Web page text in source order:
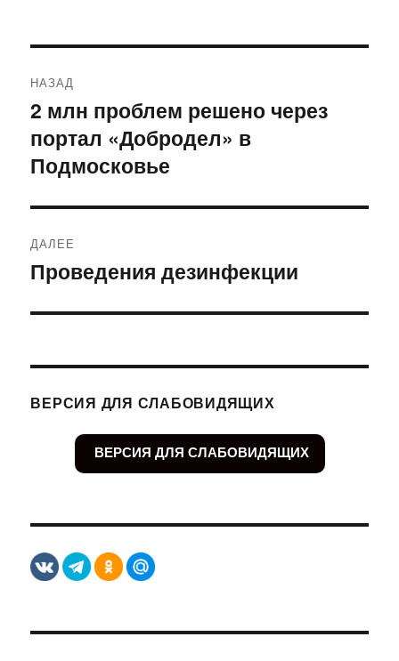
по
записям
НАЗАД
Предыдущая
запись:
2 млн проблем решено через
портал «Добродел» в
Подмосковье
ДАЛЕЕ
Следующая
Проведения дезинфекции
ВЕРСИЯ ДЛЯ СЛАБОВИДЯЩИХ
ВЕРСИЯ ДЛЯ СЛАБОВИДЯЩИХ